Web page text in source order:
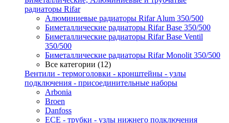
радиаторы Rifar
Алюминиевые радиаторы Rifar Alum 350/500
Биметаллические радиаторы Rifar Base 350/500
Биметаллические радиаторы Rifar Base Ventil
350/500
Биметаллические радиаторы Rifar Monolit 350/500
Все категории (12)
Вентили - термоголовки - кронштейны - узлы
подключения - присоединительные наборы
Arbonia
Broen
Danfoss
ECE - трубки - узлы нижнего подключения